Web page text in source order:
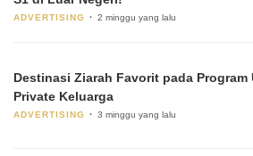
ADVERTISING 2 minggu yang lalu
Destinasi Ziarah Favorit pada Program
Private Keluarga
ADVERTISING 3 minggu yang lalu